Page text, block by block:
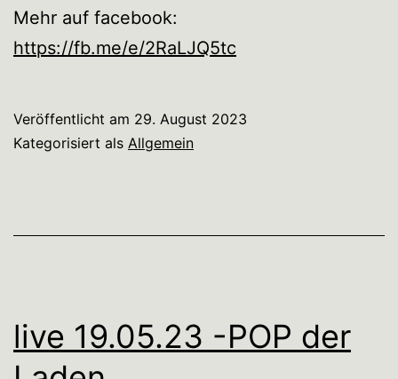
Mehr auf facebook:
https://fb.me/e/2RaLJQ5tc
Veröffentlicht am 29. August 2023
Kategorisiert als Allgemein
live 19.05.23 -POP der